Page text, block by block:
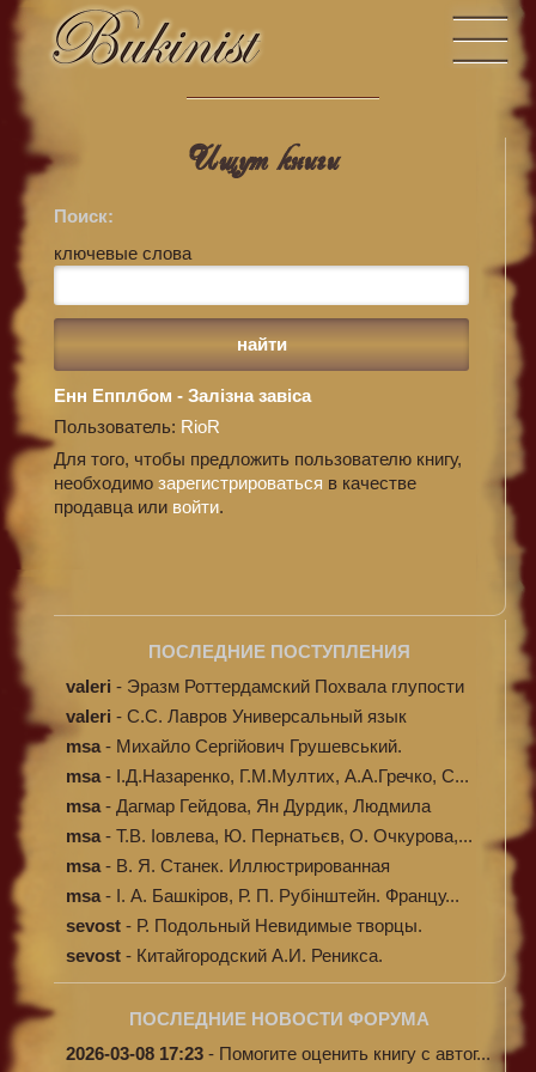
Ищут книги
Поиск:
ключевые слова
Енн Епплбом - Залізна завіса
Пользователь: RioR
Для того, чтобы предложить пользователю книгу,
необходимо зарегистрироваться в качестве
продавца или войти.
ПОСЛЕДНИЕ ПОСТУПЛЕНИЯ
valeri - Эразм Роттердамский Похвала глупости
valeri - C.С. Лавров Универсальный язык
программи...
msa - Михайло Сергійович Грушевський.
Ілюстров...
msa - І.Д.Назаренко, Г.М.Мултих, А.А.Гречко, С...
msa - Дагмар Гейдова, Ян Дурдик, Людмила
Кибал...
msa - Т.В. Іовлева, Ю. Пернатьєв, О. Очкурова,...
msa - В. Я. Станек. Иллюстрированная
энциклопе...
msa - І. А. Башкіров, Р. П. Рубінштейн. Францу...
sevost - Р. Подольный Невидимые творцы.
sevost - Китайгородский А.И. Реникса.
ПОСЛЕДНИЕ НОВОСТИ ФОРУМА
2026-03-08 17:23 - Помогите оценить книгу с автог...